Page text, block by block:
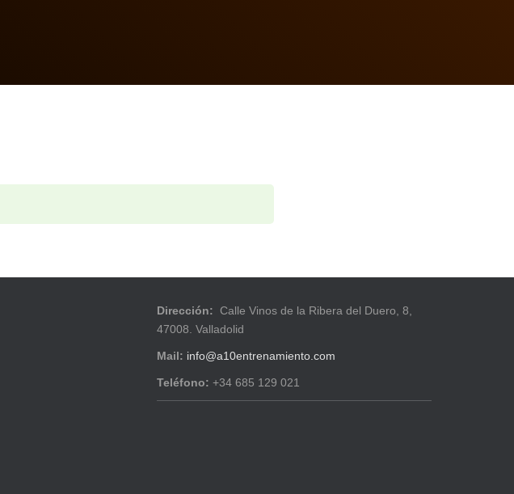
Dirección: Calle Vinos de la Ribera del Duero, 8,
47008. Valladolid
Mail: info@a10entrenamiento.com
Teléfono: +34 685 129 021